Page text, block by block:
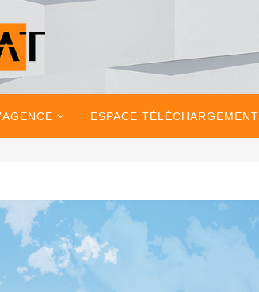
ESPACE TÉLÉCHARGEMENT